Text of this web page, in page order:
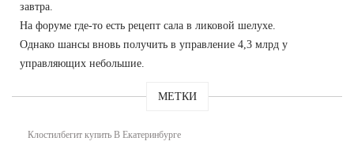
завтра.
На форуме где-то есть рецепт сала в ликовой шелухе.
Однако шансы вновь получить в управление 4,3 млрд у
управляющих небольшие.
МЕТКИ
Клостилбегит купить В Екатеринбурге